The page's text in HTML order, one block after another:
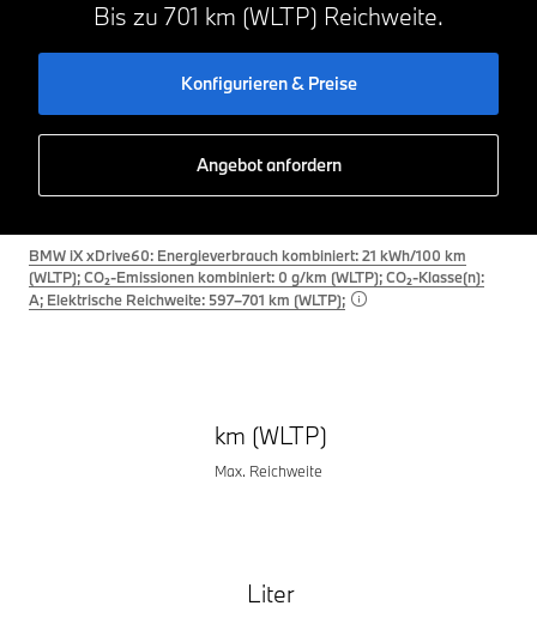
Bis zu 701 km (WLTP) Reichweite.
Konfigurieren & Preise
Angebot anfordern
BMW iX xDrive60: Energieverbrauch kombiniert: 21 kWh/100 km
(WLTP); CO₂-Emissionen kombiniert: 0 g/km (WLTP); CO₂-Klasse(n):
A; Elektrische Reichweite: 597–701 km (WLTP);
km (WLTP)
Max. Reichweite
Liter